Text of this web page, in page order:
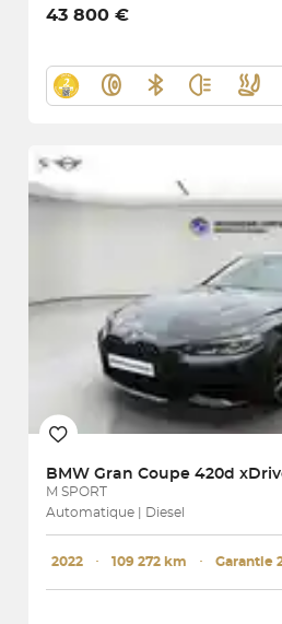
43 800 €
BMW Gran Coupe 420d
M SPORT
Automatique | Diesel
2022 ･ 109 272 km ･ Garantie